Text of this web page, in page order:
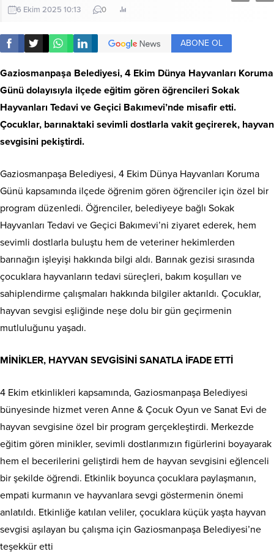
6 Ekim 2025 10:13 0
ABONE OL
Gaziosmanpaşa Belediyesi, 4 Ekim Dünya Hayvanları Koruma
Günü dolayısıyla ilçede eğitim gören öğrencileri Sokak
Hayvanları Tedavi ve Geçici Bakımevi’nde misafir etti.
Çocuklar, barınaktaki sevimli dostlarla vakit geçirerek, hayvan
sevgisini pekiştirdi.
Gaziosmanpaşa Belediyesi, 4 Ekim Dünya Hayvanları Koruma
Günü kapsamında ilçede öğrenim gören öğrenciler için özel bir
program düzenledi. Öğrenciler, belediyeye bağlı Sokak
Hayvanları Tedavi ve Geçici Bakımevi’ni ziyaret ederek, hem
sevimli dostlarla buluştu hem de veteriner hekimlerden
barınağın işleyişi hakkında bilgi aldı. Barınak gezisi sırasında
çocuklara hayvanların tedavi süreçleri, bakım koşulları ve
sahiplendirme çalışmaları hakkında bilgiler aktarıldı. Çocuklar,
hayvan sevgisi eşliğinde neşe dolu bir gün geçirmenin
mutluluğunu yaşadı.
MİNİKLER, HAYVAN SEVGİSİNİ SANATLA İFADE ETTİ
4 Ekim etkinlikleri kapsamında, Gaziosmanpaşa Belediyesi
bünyesinde hizmet veren Anne & Çocuk Oyun ve Sanat Evi de
hayvan sevgisine özel bir program gerçekleştirdi. Merkezde
eğitim gören minikler, sevimli dostlarımızın figürlerini boyayarak
hem el becerilerini geliştirdi hem de hayvan sevgisini eğlenceli
bir şekilde öğrendi. Etkinlik boyunca çocuklara paylaşmanın,
empati kurmanın ve hayvanlara sevgi göstermenin önemi
anlatıldı. Etkinliğe katılan veliler, çocuklara küçük yaşta hayvan
sevgisi aşılayan bu çalışma için Gaziosmanpaşa Belediyesi’ne
teşekkür etti